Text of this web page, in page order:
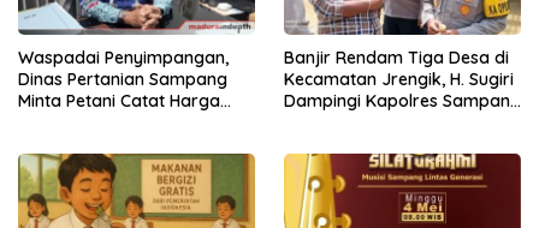
Waspadai Penyimpangan,
Dinas Pertanian Sampang
Minta Petani Catat Harga
Banjir Rendam Tiga Desa di
Kecamatan Jrengik, H. Sugiri
Dampingi Kapolres Sampang